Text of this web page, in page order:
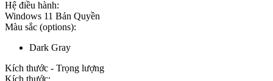
Hệ điều hành:
Windows 11 Bản Quyền
Màu sắc (options):
Dark Gray
Kích thước - Trọng lượng